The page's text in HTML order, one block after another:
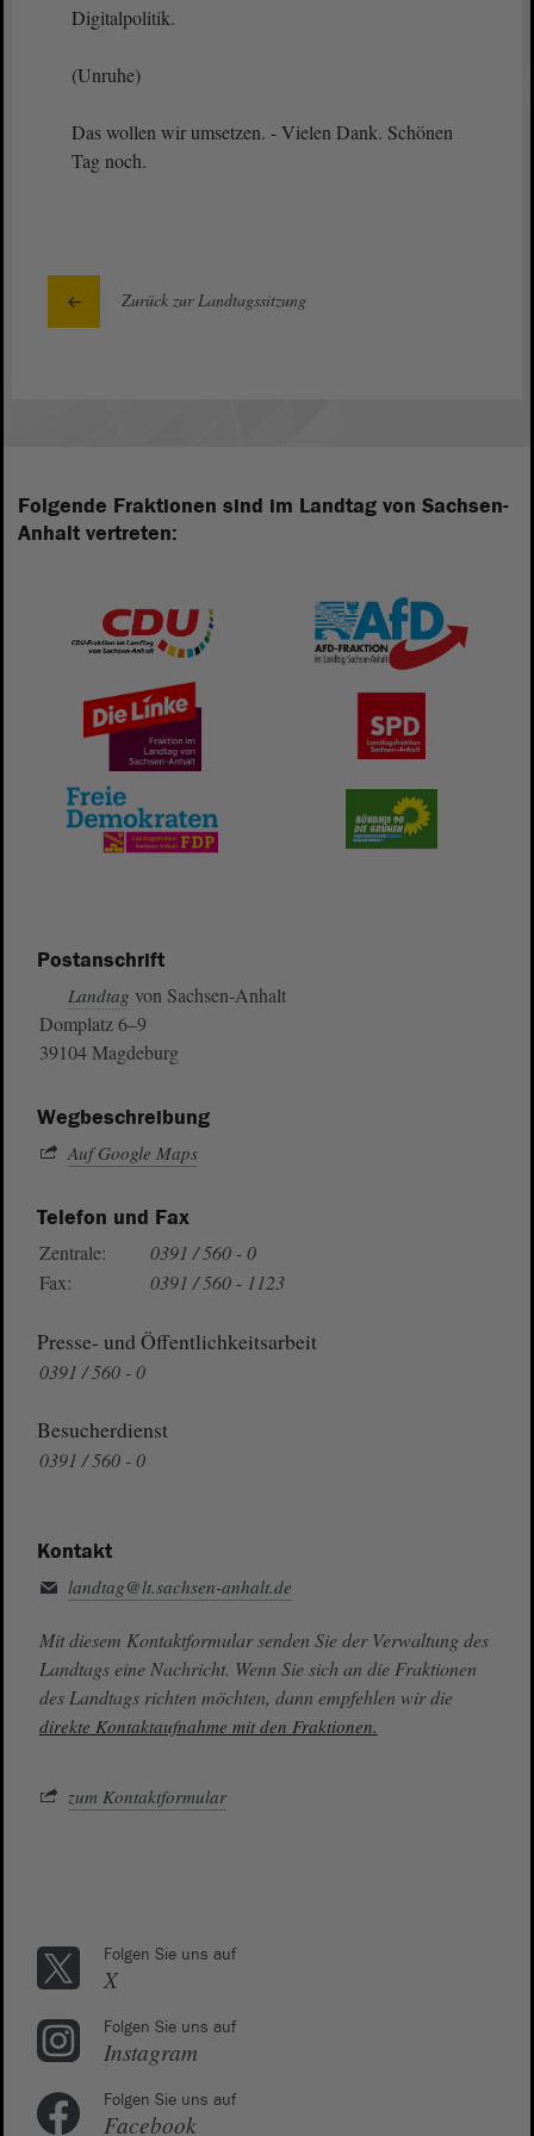
Digitalpolitik.
(Unruhe)
Das wollen wir umsetzen. - Vielen Dank. Schönen
Tag noch.
Zurück zur Landtagssitzung
Folgende Fraktionen sind im Landtag von Sachsen-
Anhalt vertreten:
Postanschrift
Landtag von Sachsen-Anhalt
Domplatz 6–9
39104 Magdeburg
Wegbeschreibung
Auf Google Maps
Telefon und Fax
Zentrale:
0391 / 560 - 0
Fax:
0391 / 560 - 1123
Presse- und Öffentlichkeitsarbeit
0391 / 560 - 0
Besucherdienst
0391 / 560 - 0
Kontakt
landtag@lt.sachsen-anhalt.de
Mit diesem Kontaktformular senden Sie der Verwaltung des
Landtags eine Nachricht. Wenn Sie sich an die Fraktionen
des Landtags richten möchten, dann empfehlen wir die
direkte Kontaktaufnahme mit den Fraktionen.
zum Kontaktformular
Folgen Sie uns auf
X
Folgen Sie uns auf
Instagram
Folgen Sie uns auf
Facebook